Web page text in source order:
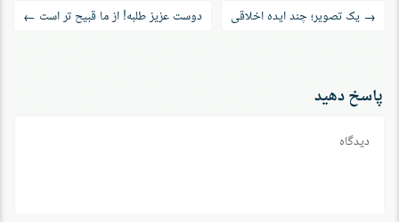
راه‌بری
→ یک تصویر؛ چند ایده اخلاقی دوست عزیز طلبه! از ما قبیح تر است ←
پاسخ دهید